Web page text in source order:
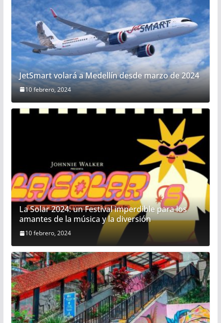
JetSmart volará a Medellín desde marzo de 2024
10 febrero, 2024
La Solar 2024: un Festival imperdible para los
amantes de la música y la diversión
10 febrero, 2024